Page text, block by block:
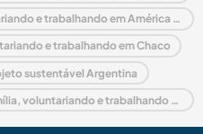
Férias em casas de família, voluntariando e trabalhando em América do Sul
e trabalhando em Chaco
sustentável Argentina
Última hora Férias em casas de família, voluntariando e trabalhando em Argentina